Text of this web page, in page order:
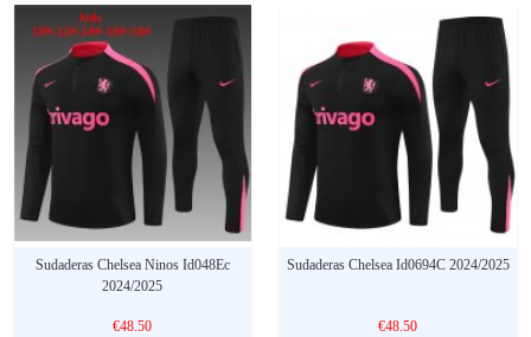
Sudaderas Chelsea Ninos Id048Ec
2024/2025
€48.50
Sudaderas Chelsea Id0694C 2024/2025
€48.50